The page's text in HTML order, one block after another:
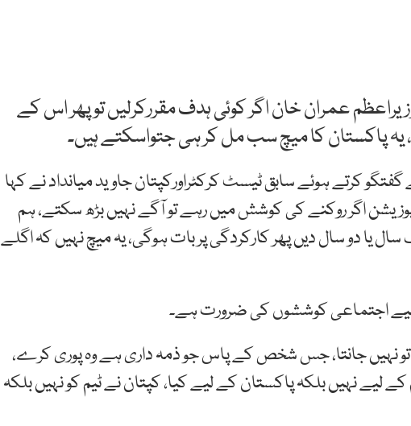
عمران خان اگر کوئی ہدف مقررکرلیں تو پھر اس کے
پاکستان کا میچ سب مل کر ہی جتواسکتے ہیں۔
کرتے ہوئے سابق ٹیسٹ کرکٹراورکپتان جاوید میانداد نے کہا
اگر روکنے کی کوشش میں رہے تو آگے نہیں بڑھ سکتے، ہم
یا دو سال دیں پھر کارکردگی پر بات ہوگی، یہ میچ نہیں کہ اگلے
اجتماعی کوششوں کی ضرورت ہے۔
تو نہیں جانتا، جس شخص کے پاس جو ذمہ داری ہے وہ پوری کرے،
کے لیے نہیں بلکہ پاکستان کے لیے کیا، کپتان نے ٹیم کو نہیں بلکہ